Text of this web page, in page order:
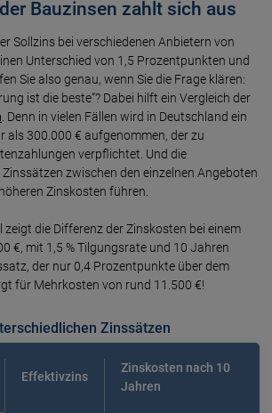
Bauzinsen zahlt sich aus
Sollzins bei verschiedenen Anbietern von
Unterschied von 1,5 Prozentpunkten und
Sie also genau, wenn Sie die Frage klären:
ist die beste“? Dabei hilft ein Vergleich der
. Denn in vielen Fällen wird in Deutschland ein
als 300.000 € aufgenommen, der zu
verpflichtet. Und die
zwischen den einzelnen Angeboten
Zinskosten führen.
zeigt die Differenz der Zinskosten bei einem
€, mit 1,5 % Tilgungsrate und 10 Jahren
der nur 0,4 Prozentpunkte über dem
für Mehrkosten von rund 11.500 €!
Zinssätzen
Effektivzins
Zinskosten nach 10
Jahren